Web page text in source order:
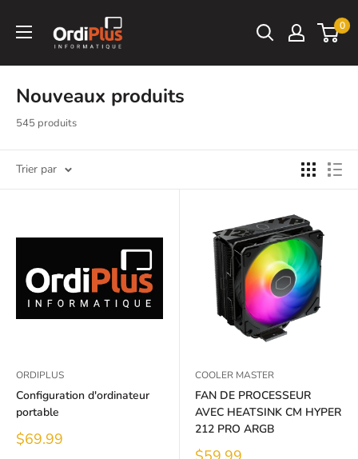
0
Nouveaux produits
545 produits
Trier par
ORDIPLUS
Configuration d'ordinateur
portable
Prix
réduit
$69.99
COOLER MASTER
FAN DE PROCESSEUR
AVEC HEATSINK CM HYPER
212 PRO ARGB
Prix